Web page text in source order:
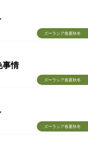
ズーラシア春夏秋冬
ズーラシア春夏秋冬
事情
ズーラシア春夏秋冬